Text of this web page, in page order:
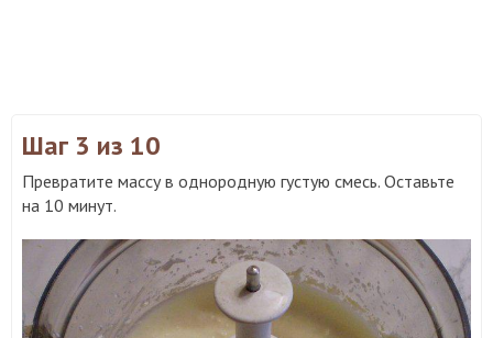
Шаг 3 из 10
Превратите массу в однородную густую смесь. Оставьте
на 10 минут.